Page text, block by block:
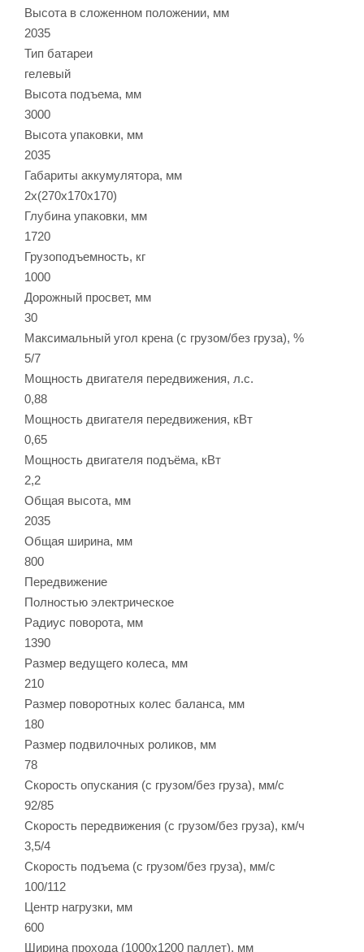
Высота в сложенном положении, мм
2035
Тип батареи
гелевый
Высота подъема, мм
3000
Высота упаковки, мм
2035
Габариты аккумулятора, мм
2х(270х170х170)
Глубина упаковки, мм
1720
Грузоподъемность, кг
1000
Дорожный просвет, мм
30
Максимальный угол крена (с грузом/без груза), %
5/7
Мощность двигателя передвижения, л.с.
0,88
Мощность двигателя передвижения, кВт
0,65
Мощность двигателя подъёма, кВт
2,2
Общая высота, мм
2035
Общая ширина, мм
800
Передвижение
Полностью электрическое
Радиус поворота, мм
1390
Размер ведущего колеса, мм
210
Размер поворотных колес баланса, мм
180
Размер подвилочных роликов, мм
78
Скорость опускания (с грузом/без груза), мм/с
92/85
Скорость передвижения (с грузом/без груза), км/ч
3,5/4
Скорость подъема (с грузом/без груза), мм/с
100/112
Центр нагрузки, мм
600
Ширина прохода (1000х1200 паллет), мм